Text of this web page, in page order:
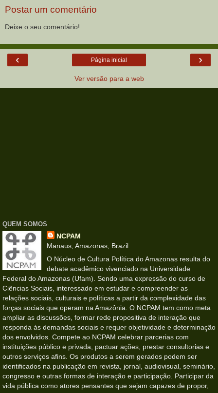
Postar um comentário
Deixe o seu comentário!
‹ ›
Página inicial
Ver versão para a web
QUEM SOMOS
NCPAM
Manaus, Amazonas, Brazil
O Núcleo de Cultura Política do Amazonas resulta do
debate acadêmico vivenciado na Universidade
Federal do Amazonas (Ufam). Sendo uma expressão do curso de
Ciências Sociais, interessado em estudar e compreender as
relações sociais, culturais e políticas a partir da complexidade das
forças sociais que operam na Amazônia. O NCPAM tem como meta
ampliar as discussões, formar rede propositiva de interação que
responda às demandas sociais e requer objetividade e determinação
dos envolvidos. Compete ao NCPAM celebrar parcerias com
instituições público e privada, pactuar ações, prestar consultorias e
outros serviços afins. Os produtos a serem gerados podem ser
identificados na publicação em revista, jornal, audiovisual, seminário,
congresso e outras formas de interação e participação. Participar da
vida pública como atores pensantes que sejam capazes de propor,